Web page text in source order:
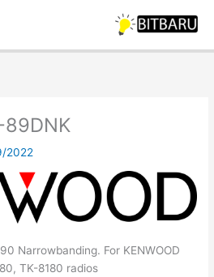
89DNK
2022
Narrowbanding. For KENWOOD
TK-8180 radios